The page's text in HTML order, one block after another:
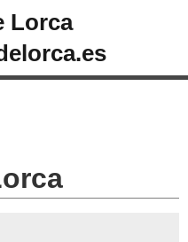
Lorca